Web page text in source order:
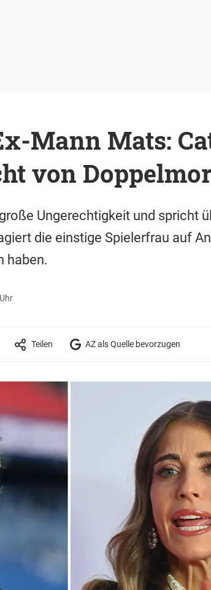
Mann Mats:
von
Ungerechtigkeit und spricht
die einstige Spielerfrau auf
haben.
Teilen AZ als Quelle bevorzugen